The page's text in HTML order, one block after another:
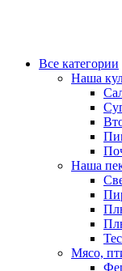
Все категории
Наша
Наша
Мясо,